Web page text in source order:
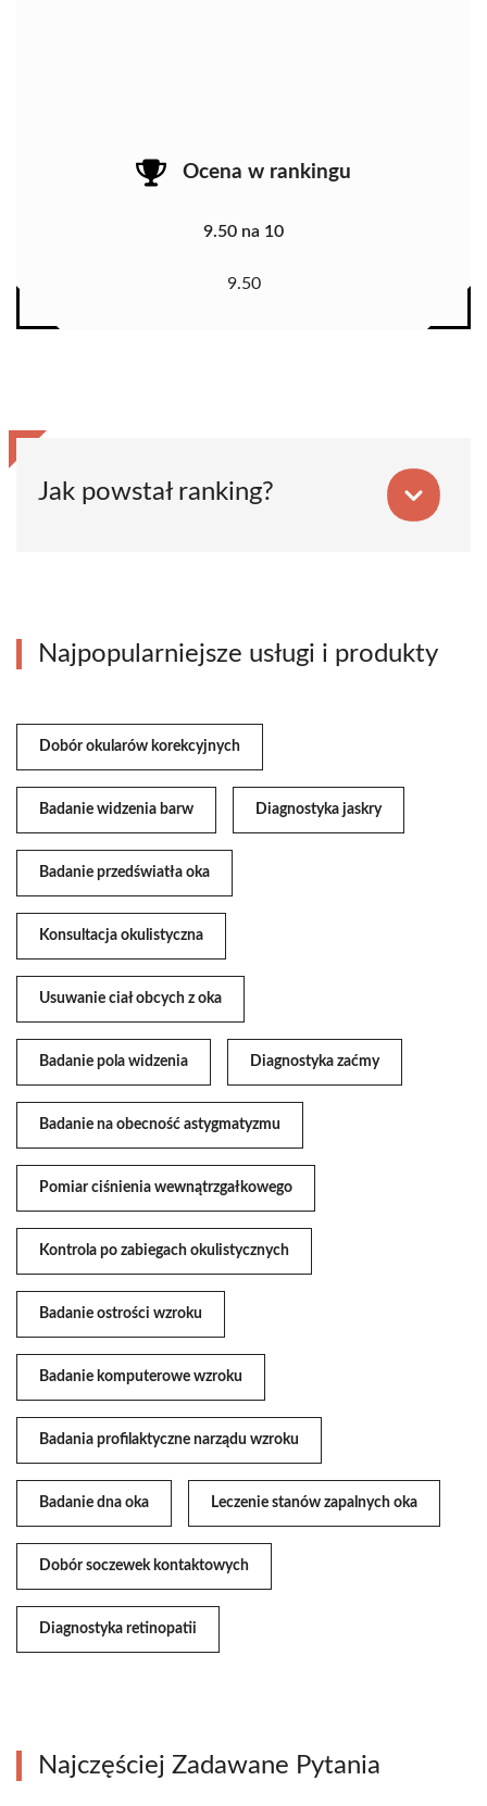
Ocena w rankingu
9.50 na 10
9.50
Jak powstał ranking?
Najpopularniejsze usługi i produkty
Dobór okularów korekcyjnych
Badanie widzenia barw Diagnostyka jaskry
Badanie przedświatła oka
Konsultacja okulistyczna
Usuwanie ciał obcych z oka
Badanie pola widzenia Diagnostyka zaćmy
Badanie na obecność astygmatyzmu
Pomiar ciśnienia wewnątrzgałkowego
Kontrola po zabiegach okulistycznych
Badanie ostrości wzroku
Badanie komputerowe wzroku
Badania profilaktyczne narządu wzroku
Badanie dna oka Leczenie stanów zapalnych oka
Dobór soczewek kontaktowych
Diagnostyka retinopatii
Najczęściej Zadawane Pytania